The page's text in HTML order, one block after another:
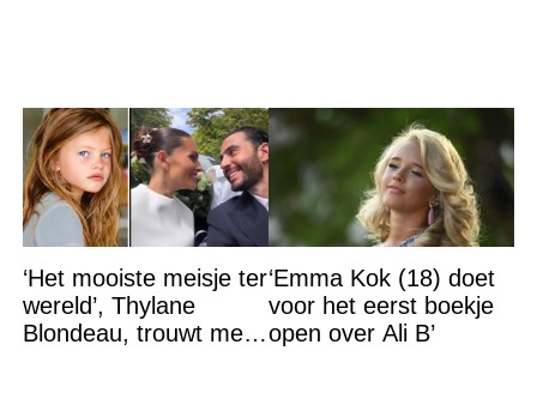
‘Het mooiste meisje ter
wereld’, Thylane
Blondeau, trouwt met
‘Emma Kok (18) doet
voor het eerst boekje
open over Ali B’